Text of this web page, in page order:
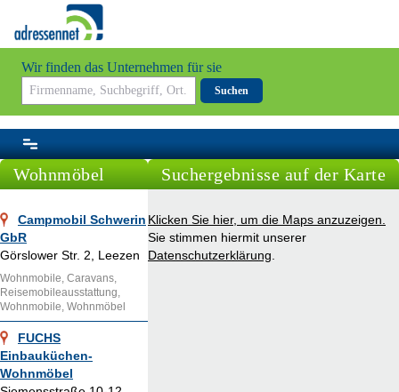
Wir finden das Unternehmen für sie
Suchen
Wohnmöbel
Campmobil Schwerin
GbR
Görslower Str. 2, Leezen
Wohnmobile, Caravans,
Reisemobileausstattung,
Wohnmobile, Wohnmöbel
FUCHS
Einbauküchen-
Wohnmöbel
Suchergebnisse auf der Karte
Klicken Sie hier, um die Maps anzuzeigen.
Sie stimmen hiermit unserer
Datenschutzerklärung